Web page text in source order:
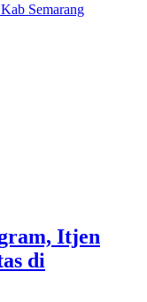
Semarang
Itjen
di